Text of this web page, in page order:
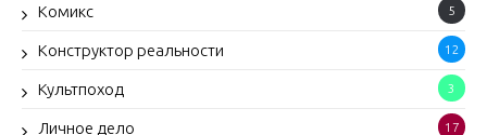
Комикс 5
Конструктор реальности 12
Культпоход 3
Личное дело 17